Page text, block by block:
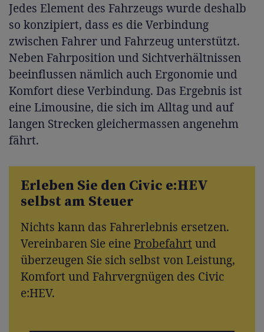
Jedes Element des Fahrzeugs wurde deshalb
so konzipiert, dass es die Verbindung
zwischen Fahrer und Fahrzeug unterstützt.
Neben Fahrposition und Sichtverhältnissen
beeinflussen nämlich auch Ergonomie und
Komfort diese Verbindung. Das Ergebnis ist
eine Limousine, die sich im Alltag und auf
langen Strecken gleichermassen angenehm
fährt.
Erleben Sie den Civic e:HEV
selbst am Steuer
Nichts kann das Fahrerlebnis ersetzen.
Vereinbaren Sie eineProbefahrt und
überzeugen Sie sich selbst von Leistung,
Komfort und Fahrvergnügen des Civic
e:HEV.